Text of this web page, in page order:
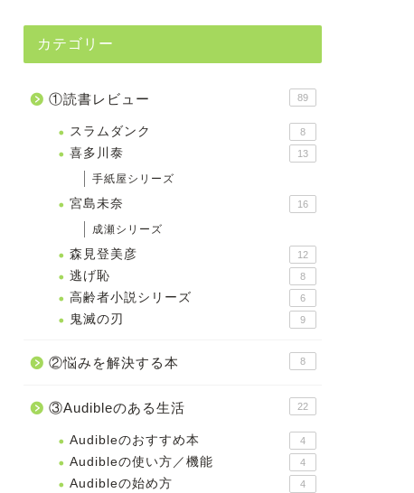
カテゴリー
①読書レビュー 89
スラムダンク 8
喜多川泰 13
手紙屋シリーズ
宮島未奈 16
成瀬シリーズ
森見登美彦 12
逃げ恥 8
高齢者小説シリーズ 6
鬼滅の刃 9
②悩みを解決する本 8
③Audibleのある生活 22
Audibleのおすすめ本 4
Audibleの使い方／機能 4
Audibleの始め方 4